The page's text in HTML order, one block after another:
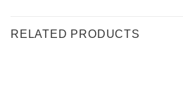
RELATED PRODUCTS